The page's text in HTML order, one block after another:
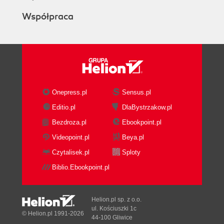
Współpraca
Onepress.pl
Sensus.pl
Editio.pl
DlaBystrzakow.pl
Bezdroza.pl
Ebookpoint.pl
Videopoint.pl
Beya.pl
Czytalisek.pl
Sploty
Biblio.Ebookpoint.pl
© Helion.pl 1991-2026
Helion.pl sp. z o.o.
ul. Kościuszki 1c
44-100 Gliwice